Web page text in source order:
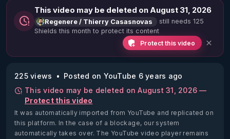
This video may be deleted on August 31, 2026
Regenere / Thierry Casasnovas
still needs 125
Shields this month to protect its content
Protect this video
225 views
Posted on YouTube 6 years ago
This video may be deleted on August 31, 2026 —
Protect this video
It was automatically imported from YouTube and replicated on
this platform. In the case of a blockage, our system
automatically takes over. The YouTube video player remains